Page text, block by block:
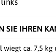
SIE IHREN
wiegt ca. 7,5